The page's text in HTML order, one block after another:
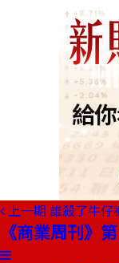
上一期 誰殺了牛仔
《商業周刊》